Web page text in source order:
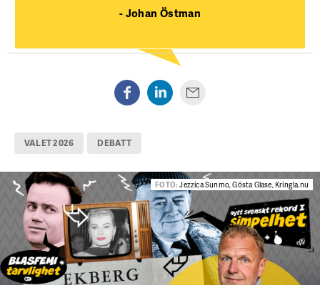
- Johan Östman
VALET 2026 DEBATT
FOTO: Jezzica Sunmo, Gösta Glase, Kringla.nu